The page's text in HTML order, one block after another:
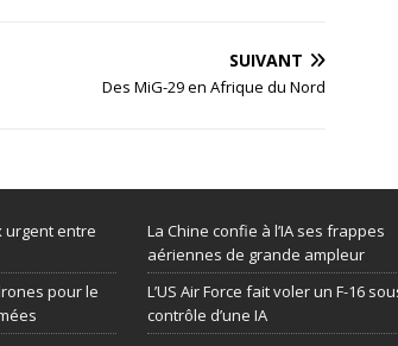
SUIVANT
Des MiG-29 en Afrique du Nord
urgent entre
pour le
La Chine confie à l’IA ses frappes
aériennes de grande ampleur
L’US Air Force fait voler un F-16
contrôle d’une IA